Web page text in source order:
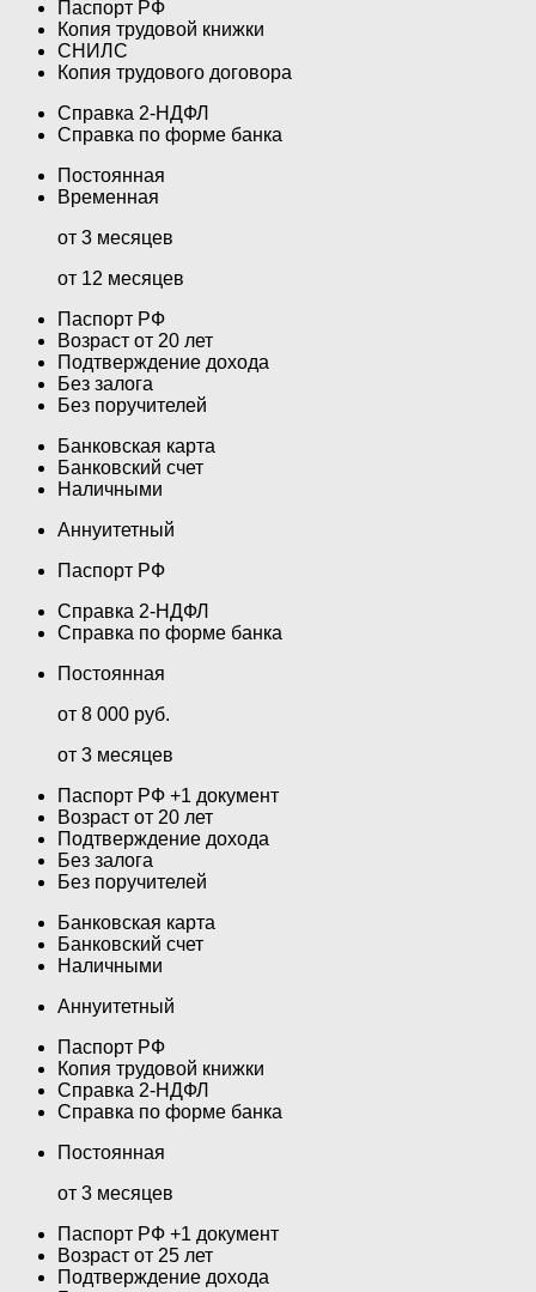
Паспорт РФ
Копия трудовой книжки
СНИЛС
Копия трудового договора
Справка 2-НДФЛ
Справка по форме банка
Постоянная
Временная
от 3 месяцев
от 12 месяцев
Паспорт РФ
Возраст от 20 лет
Подтверждение дохода
Без залога
Без поручителей
Банковская карта
Банковский счет
Наличными
Аннуитетный
Паспорт РФ
Справка 2-НДФЛ
Справка по форме банка
Постоянная
от 8 000 руб.
от 3 месяцев
Паспорт РФ +1 документ
Возраст от 20 лет
Подтверждение дохода
Без залога
Без поручителей
Банковская карта
Банковский счет
Наличными
Аннуитетный
Паспорт РФ
Копия трудовой книжки
Справка 2-НДФЛ
Справка по форме банка
Постоянная
от 3 месяцев
Паспорт РФ +1 документ
Возраст от 25 лет
Подтверждение дохода